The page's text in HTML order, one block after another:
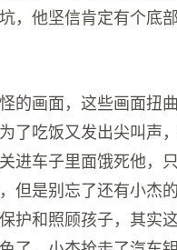
，他坚信肯定有个底
的画面，这些画面扭
了吃饭又发出尖叫声
进车子里面饿死他，
但是别忘了还有小杰
护和照顾孩子，其实